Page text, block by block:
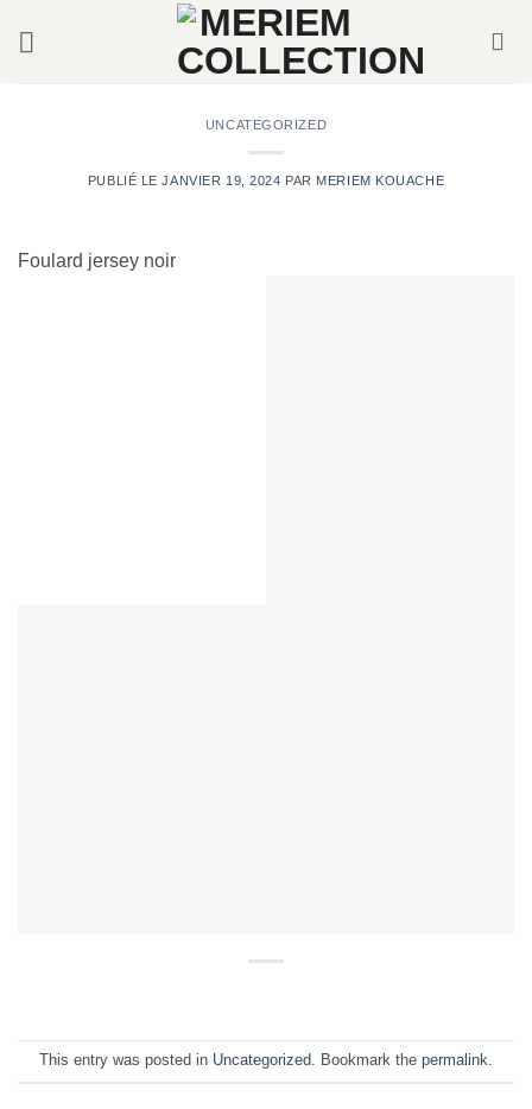
UNCATEGORIZED
PUBLIÉ LEJANVIER 19, 2024 PAR MERIEM KOUACHE
Foulard jersey noir
This entry was posted in Uncategorized. Bookmark the permalink.